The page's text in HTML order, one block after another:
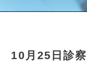
10月25日診